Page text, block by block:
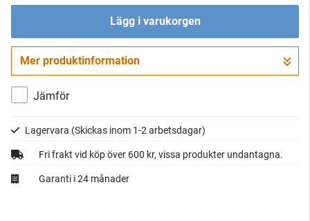
Lägg i varukorgen
Gå till kassan
Mer produktinformation
Jämför
Lagervara (Skickas inom 1-2 arbetsdagar)
Fri frakt vid köp över 600 kr, vissa produkter undantagna.
Garanti i 24 månader